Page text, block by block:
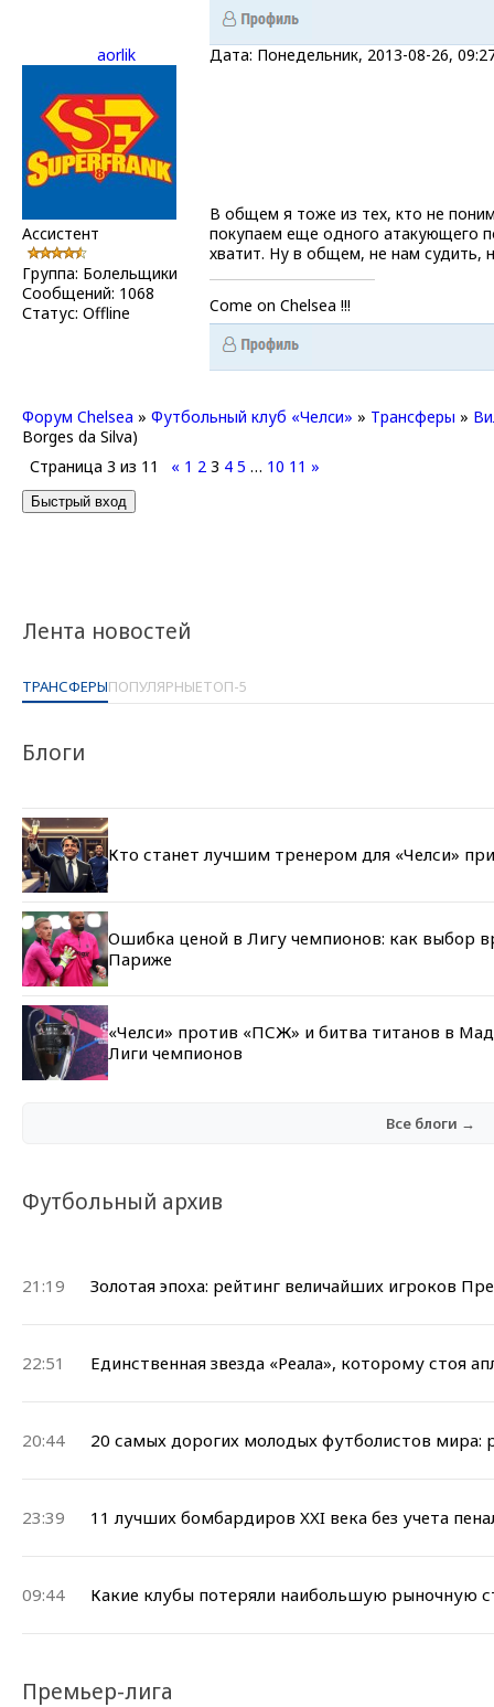
Лента новостей
ТРАНСФЕРЫПОПУЛЯРНЫЕТОП-5
Блоги
Кто станет лучшим тренером для «Челси»
Ошибка ценой в Лигу чемпионов: как выбор
Париже
«Челси» против «ПСЖ» и битва титанов в
Лиги чемпионов
Все блоги →
Футбольный архив
21:19 Золотая эпоха: рейтинг величайших игроков
22:51 Единственная звезда «Реала», которому стоя
20:44 20 самых дорогих молодых футболистов мира:
23:39 11 лучших бомбардиров XXI века без учета
09:44 Какие клубы потеряли наибольшую рыночную
aorlik Дата: Понедельник, 2013-08-26,
Ассистент
Группа: Болельщики
Сообщений: 1068
Статус: Offline
В общем я тоже из тех, кто не
покупаем еще одного атакующего
хватит. Ну в общем, не нам судить,
Come on Chelsea !!!
Форум Chelsea » Футбольный клуб «Челси» » Трансферы »
Borges da Silva)
Страница 3 из 11 « 1 2 3 4 5 … 10 11 »
Премьер-лига